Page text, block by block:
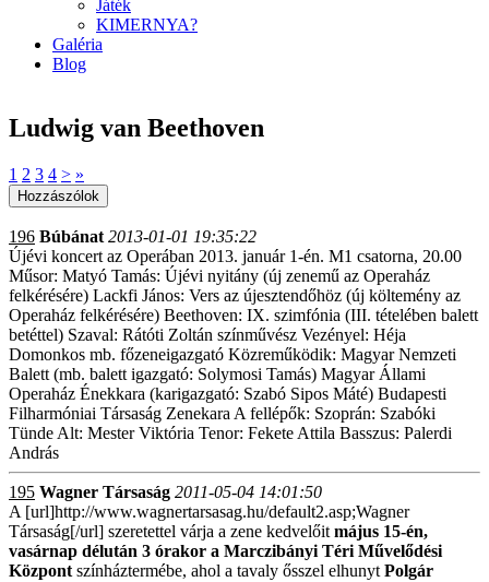
Játék
KIMERNYA?
Galéria
Blog
Ludwig van Beethoven
1 2 3 4 > »
196 Búbánat 2013-01-01 19:35:22
Újévi koncert az Operában 2013. január 1-én. M1 csatorna, 20.00
Műsor: Matyó Tamás: Újévi nyitány (új zenemű az Operaház
felkérésére) Lackfi János: Vers az újesztendőhöz (új költemény az
Operaház felkérésére) Beethoven: IX. szimfónia (III. tételében balett
betéttel) Szaval: Rátóti Zoltán színművész Vezényel: Héja
Domonkos mb. főzeneigazgató Közreműködik: Magyar Nemzeti
Balett (mb. balett igazgató: Solymosi Tamás) Magyar Állami
Operaház Énekkara (karigazgató: Szabó Sipos Máté) Budapesti
Filharmóniai Társaság Zenekara A fellépők: Szoprán: Szabóki
Tünde Alt: Mester Viktória Tenor: Fekete Attila Basszus: Palerdi
András
195 Wagner Társaság 2011-05-04 14:01:50
A [url]http://www.wagnertarsasag.hu/default2.asp;Wagner
Társaság[/url] szeretettel várja a zene kedvelőit május 15-én,
vasárnap délután 3 órakor a Marczibányi Téri Művelődési
Központ színháztermébe, ahol a tavaly ősszel elhunyt Polgár